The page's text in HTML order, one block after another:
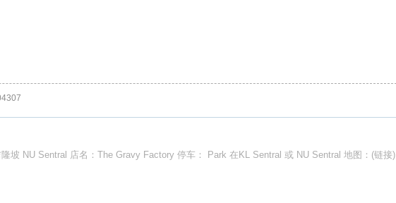
坡 NU Sentral 店名：The Gravy Factory 停车： Park 在KL Sentral 或 NU Sentral 地图：(链接)